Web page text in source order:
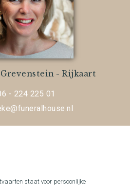
- Rijkaart
- 224 225 01
staat voor persoonlijke